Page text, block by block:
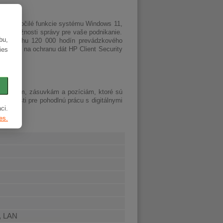
pokročilé funkcie systému Windows 11,
a možnosti správy pre vaše podnikanie.
návrhu 120 000 hodín prevádzkového
na ochranu dát HP Client Security
portom, zásuvkám a pozíciám, ktoré sú
pre pohodlnú prácu s digitálnymi
LAN